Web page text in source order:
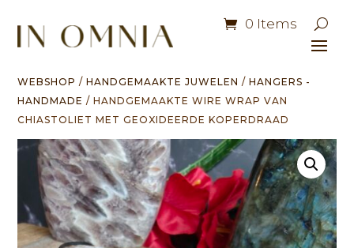
0 Items
WEBSHOP /HANDGEMAAKTE JUWELEN /HANGERS -
HANDMADE / HANDGEMAAKTE WIRE WRAP VAN
CHIASTOLIET MET GEOXIDEERDE KOPERDRAAD